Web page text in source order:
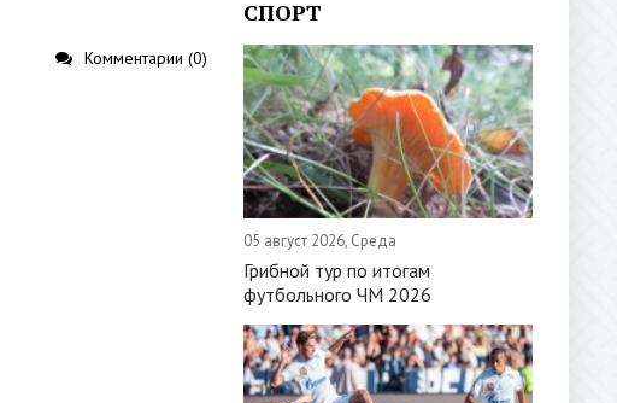
Комментарии (0)
СПОРТ
05 август 2026, Среда
Грибной тур по итогам
футбольного ЧМ 2026